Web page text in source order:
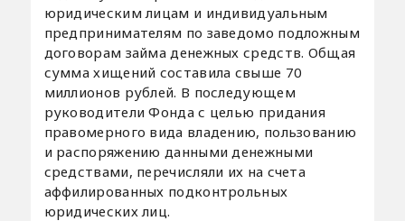
юридическим лицам и индивидуальным
предпринимателям по заведомо подложным
договорам займа денежных средств. Общая
сумма хищений составила свыше 70
миллионов рублей. В последующем
руководители Фонда с целью придания
правомерного вида владению, пользованию
и распоряжению данными денежными
средствами, перечисляли их на счета
аффилированных подконтрольных
юридических лиц.